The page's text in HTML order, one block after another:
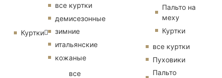
Куртки
все куртки
демисезонные
зимние
итальянские
кожаные
все
Пальто на
меху
Куртки
все куртки
Пуховики
Пальто